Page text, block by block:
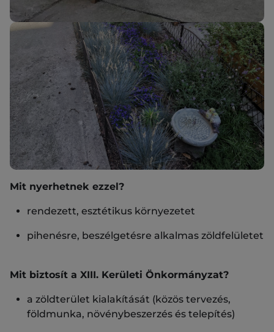
Mit nyerhetnek ezzel?
rendezett, esztétikus környezetet
pihenésre, beszélgetésre alkalmas zöldfelületet
Mit biztosít a XIII. Kerületi Önkormányzat?
a zöldterület kialakítását (közös tervezés,
földmunka, növénybeszerzés és telepítés)